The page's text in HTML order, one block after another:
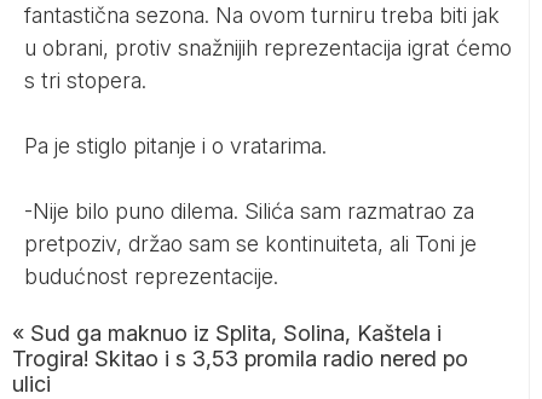
fantastična sezona. Na ovom turniru treba biti jak
u obrani, protiv snažnijih reprezentacija igrat ćemo
s tri stopera.
Pa je stiglo pitanje i o vratarima.
-Nije bilo puno dilema. Silića sam razmatrao za
pretpoziv, držao sam se kontinuiteta, ali Toni je
budućnost reprezentacije.
« Sud ga maknuo iz Splita, Solina, Kaštela i
Trogira! Skitao i s 3,53 promila radio nered po
ulici